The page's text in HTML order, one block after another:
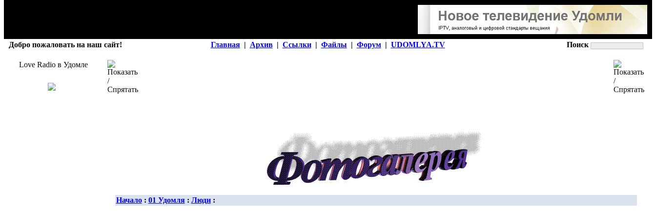
Добро пожаловать на наш сайт! Главная | Архив | Ссылки | Файлы | Форум | UDOMLYA.TV Поиск
Love Radio в Удомле
Начало: 01 Удомля: Люди: